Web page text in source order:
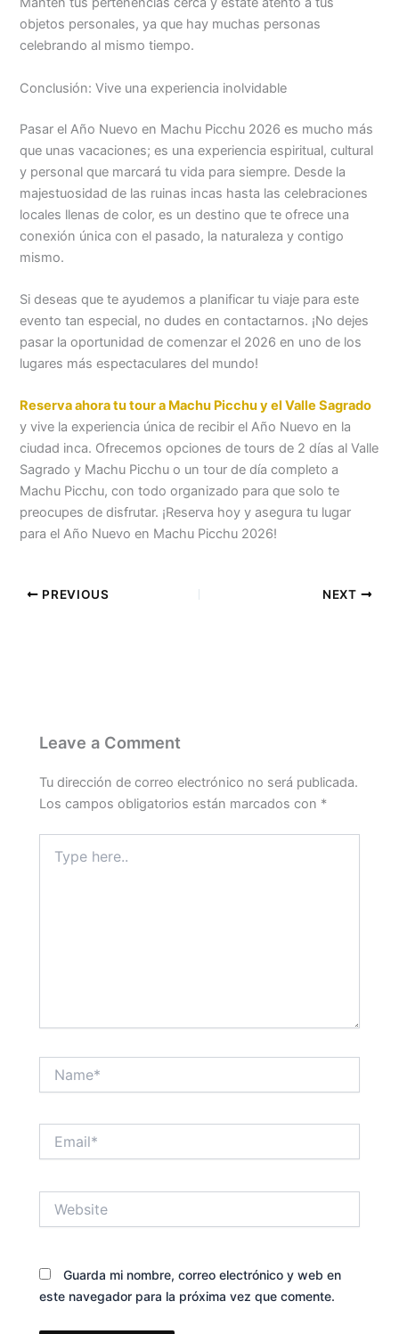
objetos personales, ya que hay muchas personas
celebrando al mismo tiempo.
Conclusión: Vive una experiencia inolvidable
Pasar el Año Nuevo en Machu Picchu 2026 es mucho más
que unas vacaciones; es una experiencia espiritual, cultural
y personal que marcará tu vida para siempre. Desde la
majestuosidad de las ruinas incas hasta las celebraciones
locales llenas de color, es un destino que te ofrece una
conexión única con el pasado, la naturaleza y contigo
mismo.
Si deseas que te ayudemos a planificar tu viaje para este
evento tan especial, no dudes en contactarnos. ¡No dejes
pasar la oportunidad de comenzar el 2026 en uno de los
lugares más espectaculares del mundo!
Reserva ahora tu tour a Machu Picchu y el Valle Sagrado
y vive la experiencia única de recibir el Año Nuevo en la
ciudad inca. Ofrecemos opciones de tours de 2 días al Valle
Sagrado y Machu Picchu o un tour de día completo a
Machu Picchu, con todo organizado para que solo te
preocupes de disfrutar. ¡Reserva hoy y asegura tu lugar
para el Año Nuevo en Machu Picchu 2026!
PREVIOUS NEXT
Leave a Comment
Tu dirección de correo electrónico no será publicada.
Los campos obligatorios están marcados con *
here..
Guarda mi nombre, correo electrónico y web en
este navegador para la próxima vez que comente.